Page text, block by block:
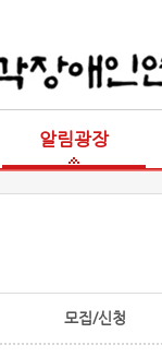
알림광장
모집/신청